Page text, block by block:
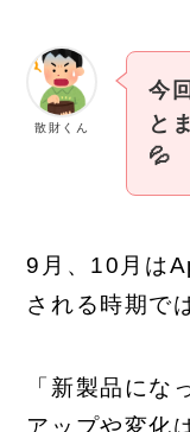
散財くん
今
と
💦
9月、10月は
される時期で
「新製品にな
アップや変化